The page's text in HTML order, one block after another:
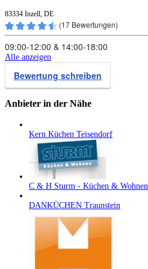
83334 Inzell, DE
(17 Bewertungen)
09:00‑12:00 & 14:00‑18:00
Alle anzeigen
Bewertung schreiben
Anbieter in der Nähe
Kern Küchen Teisendorf
C & H Sturm - Küchen & Wohnen
DANKÜCHEN Traunstein